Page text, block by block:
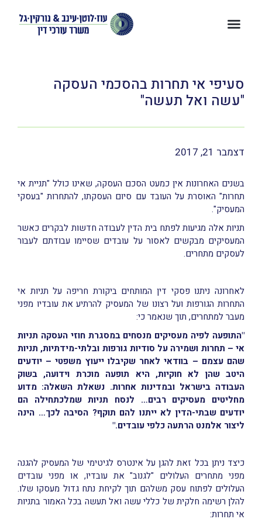
סעיפי אי תחרות בהסכמי העסקה
"עשה ואל תעשה"
דצמבר 21, 2017
בשנים האחרונות אין כמעט הסכם העסקה, שאינו כולל "תניית אי
תחרות" האוסרת על העובד עם סיום העסקתו, להתחרות "בעסקי
המעסיק".
תניות אלה מגיעות לפתח בית הדין לעבודה חדשות לבקרים כאשר
המעסיקים מבקשים לאסור על עובדים שסיימו עבודתם לעבור
לעסקים מתחרים.
לאחרונה ניתנו פסקי דין המותחים ביקורת חריפה על תניות אי
התחרות הגורפות ועל רצונו של המעסיק להרתיע את עובדיו מפני
מעבר למתחרים, תוך שנאמר כי:
"התופעה לפיה מעסיקים מנסחים במסגרת חוזי העסקה תניות
אי – תחרות ושמירה על סודיות גורפות ובלתי-מידתיות, תניות
שהם עצמם – בוודאי לאחר שקיבלו ייעוץ משפטי – יודעים
היטב שהן לא חוקיות, היא תופעה מוכרת וידועה, בשוק
העבודה בישראל ובמדינות אחרות. נשאלת השאלה: מדוע
מחליטים מעסיקים רבים… לנסח תניות שמלכתחילה הם
יודעים שבתי-הדין לא ייתנו להם תוקף? הסיבה לכך… הינה
ליצור אלמנט הרתעה כלפי עובדים."
כיצד ניתן בכל זאת להגן על אינטרס לגיטימי של המעסיק להגנה
מפני מתחרים העלולים "לגנוב" את עובדיו, או מפני עובדים
העלולים לפתוח עסק משלהם תוך לקיחת נתח גדול מעסקו שלו.
להלן רשימה חלקית של כללי עשה ואל תעשה בכל האמור בתניות
אי תחרות: